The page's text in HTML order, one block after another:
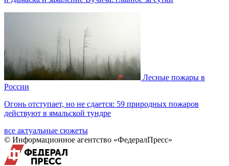
Лесные пожары в
России
Огонь отступает, но не сдается: 59 природных пожаров
действуют в ямальской тундре
все актуальные сюжеты
© Информационное агентство «ФедералПресс»